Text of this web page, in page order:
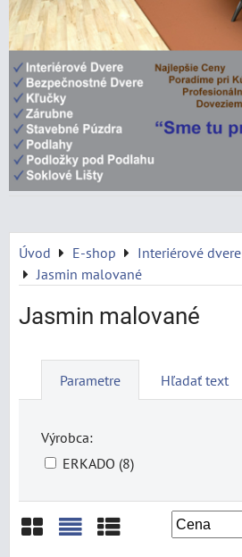
Úvod E-shop Interiérové dvere
Jasmin malované
Jasmin malované
Parametre Hľadať text
Výrobca:
ERKADO (8)